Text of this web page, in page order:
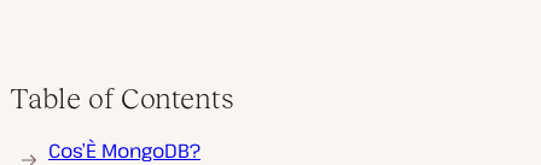
Table of Contents
Cos’È MongoDB?